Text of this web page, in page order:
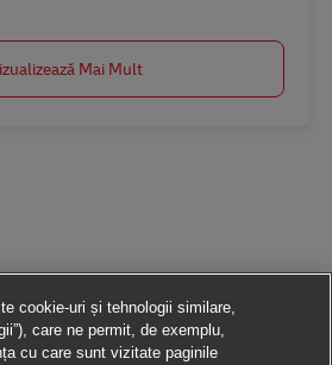
Mai Mult
cookie-uri și tehnologii similare,
care ne permit, de exemplu,
cu care sunt vizitate paginile